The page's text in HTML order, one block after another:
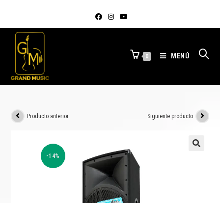
0 MENÚ
-14%
Producto anterior Siguiente producto